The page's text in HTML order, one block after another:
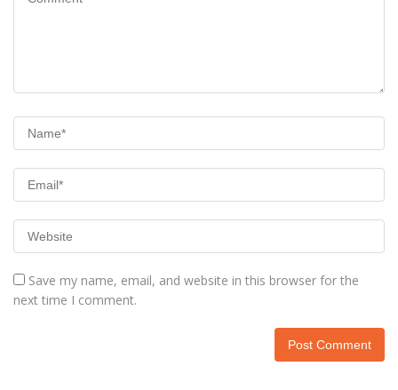
Save my name, email, and website in this browser for the
next time I comment.